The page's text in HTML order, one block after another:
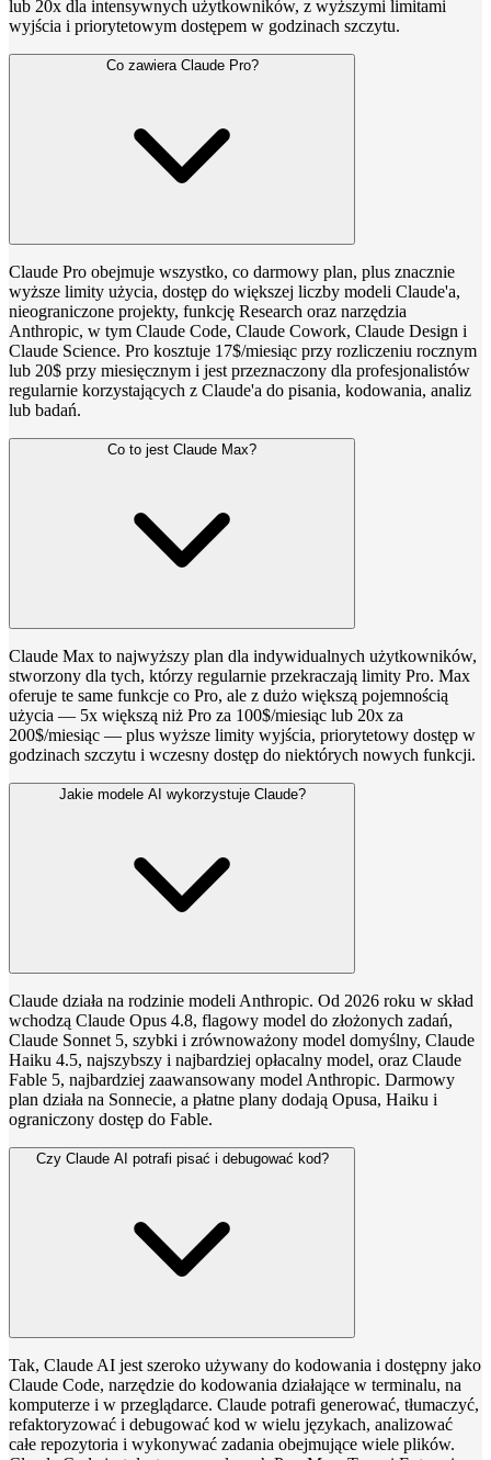
lub 20x dla intensywnych użytkowników, z wyższymi limitami
wyjścia i priorytetowym dostępem w godzinach szczytu.
Co zawiera Claude Pro?
Claude Pro obejmuje wszystko, co darmowy plan, plus znacznie
wyższe limity użycia, dostęp do większej liczby modeli Claude'a,
nieograniczone projekty, funkcję Research oraz narzędzia
Anthropic, w tym Claude Code, Claude Cowork, Claude Design i
Claude Science. Pro kosztuje 17$/miesiąc przy rozliczeniu rocznym
lub 20$ przy miesięcznym i jest przeznaczony dla profesjonalistów
regularnie korzystających z Claude'a do pisania, kodowania, analiz
lub badań.
Co to jest Claude Max?
Claude Max to najwyższy plan dla indywidualnych użytkowników,
stworzony dla tych, którzy regularnie przekraczają limity Pro. Max
oferuje te same funkcje co Pro, ale z dużo większą pojemnością
użycia — 5x większą niż Pro za 100$/miesiąc lub 20x za
200$/miesiąc — plus wyższe limity wyjścia, priorytetowy dostęp w
godzinach szczytu i wczesny dostęp do niektórych nowych funkcji.
Jakie modele AI wykorzystuje Claude?
Claude działa na rodzinie modeli Anthropic. Od 2026 roku w skład
wchodzą Claude Opus 4.8, flagowy model do złożonych zadań,
Claude Sonnet 5, szybki i zrównoważony model domyślny, Claude
Haiku 4.5, najszybszy i najbardziej opłacalny model, oraz Claude
Fable 5, najbardziej zaawansowany model Anthropic. Darmowy
plan działa na Sonnecie, a płatne plany dodają Opusa, Haiku i
ograniczony dostęp do Fable.
Czy Claude AI potrafi pisać i debugować kod?
Tak, Claude AI jest szeroko używany do kodowania i dostępny jako
Claude Code, narzędzie do kodowania działające w terminalu, na
komputerze i w przeglądarce. Claude potrafi generować, tłumaczyć,
refaktoryzować i debugować kod w wielu językach, analizować
całe repozytoria i wykonywać zadania obejmujące wiele plików.